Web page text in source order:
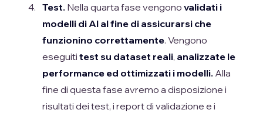
Test. Nella quarta fase vengono validati i
modelli di AI al fine di assicurarsi che
funzionino correttamente. Vengono
eseguiti test su dataset reali, analizzate le
performance ed ottimizzati i modelli. Alla
fine di questa fase avremo a disposizione i
risultati dei test, i report di validazione e i